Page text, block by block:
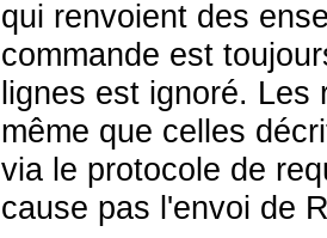
qui renvoient des
commande est
lignes est ignoré.
même que celles
via le protocole de
cause pas l'envoi de